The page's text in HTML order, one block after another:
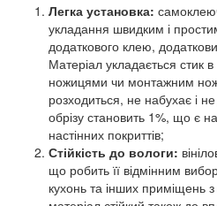
Легка установка:
укладання швидким і
додаткового клею,
Матеріал укладається стик
ножицями чи монтажним
розходиться, не набухає і
обрізу становить 1%, що є
настінних покриттів;
Стійкість до вологи:
що робить її відмінним
кухонь та інших приміщень